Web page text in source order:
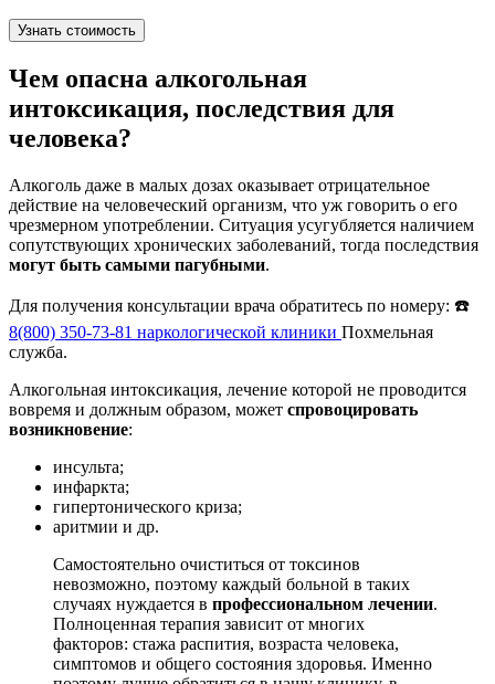
Узнать стоимость
Чем опасна алкогольная
интоксикация, последствия для
человека?
Алкоголь даже в малых дозах оказывает отрицательное
действие на человеческий организм, что уж говорить о его
чрезмерном употреблении. Ситуация усугубляется наличием
сопутствующих хронических заболеваний, тогда последствия
могут быть самыми пагубными.
Для получения консультации врача обратитесь по номеру: ☎️
8(800) 350-73-81 наркологической клиники Похмельная
служба.
Алкогольная интоксикация, лечение которой не проводится
вовремя и должным образом, может спровоцировать
возникновение:
инсульта;
инфаркта;
гипертонического криза;
аритмии и др.
Самостоятельно очиститься от токсинов
невозможно, поэтому каждый больной в таких
случаях нуждается в профессиональном лечении.
Полноценная терапия зависит от многих
факторов: стажа распития, возраста человека,
симптомов и общего состояния здоровья. Именно